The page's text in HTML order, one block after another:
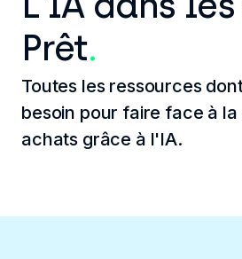
Prêt.
Toutes les ressources
besoin pour faire face à
achats grâce à l'IA.